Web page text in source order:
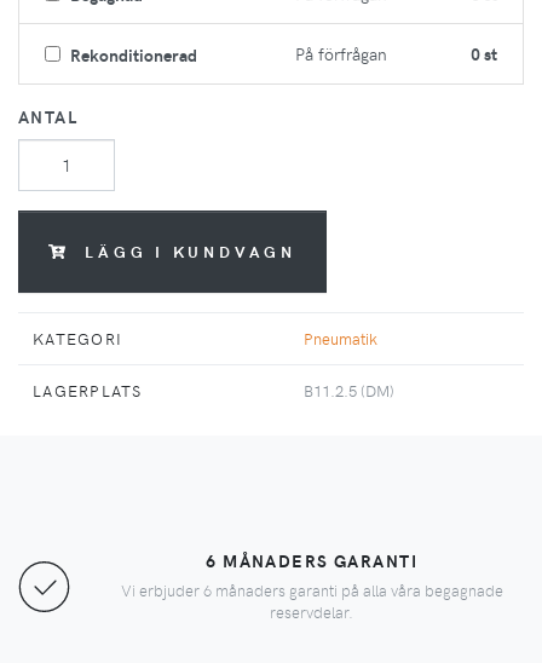
Rekonditionerad På förfrågan 0 st
ANTAL
LÄGG I KUNDVAGN
KATEGORI Pneumatik
LAGERPLATS B11.2.5 (DM)
6 MÅNADERS GARANTI
Vi erbjuder 6 månaders garanti på alla våra begagnade
reservdelar.